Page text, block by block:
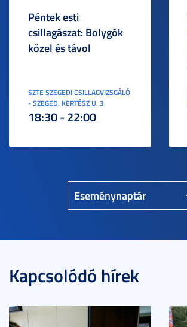
Eseménynaptár
Péntek esti
csillagászat: Bolygók
közel és távol
SZTE SZEGEDI CSILLAGVIZSGÁLÓ
- SZEGED, KERTÉSZ U. 3.
18:30 - 22:00
Kapcsolódó hírek